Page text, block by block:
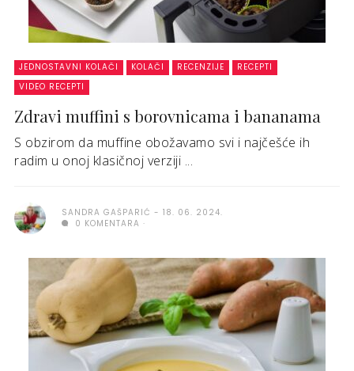
JEDNOSTAVNI KOLAČI KOLAČI RECENZIJE
RECEPTI
VIDEO RECEPTI
Zdravi muffini s borovnicama i bananama
S obzirom da muffine obožavamo svi i najčešće ih
radim u onoj klasičnoj verziji ...
SANDRA GAŠPARIĆ
18. 06. 2024.
0 KOMENTARA